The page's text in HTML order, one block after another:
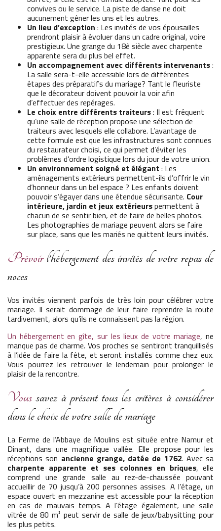
convives ou le service. La piste de danse ne doit
aucunement gêner les uns et les autres.
Un lieu d’exception : Les invités de vos épousailles
prendront plaisir à évoluer dans un cadre original, voire
prestigieux. Une grange du 18è siècle avec charpente
apparente sera du plus bel effet.
Un accompagnement avec différents intervenants:
La salle sera-t-elle accessible lors de différentes
étapes des préparatifs du mariage? Tant le fleuriste
que le décorateur doivent pouvoir la voir afin
d’effectuer des repérages.
Le choix entre différents traiteurs: Il est fréquent
qu’une salle de réception propose une sélection de
traiteurs avec lesquels elle collabore. L’avantage de
cette formule est que les infrastructures sont connues
du restaurateur choisi, ce qui permet d’éviter les
problèmes d’ordre logistique lors du jour de votre union.
Un environnement soigné et élégant : Les
aménagements extérieurs permettent-ils d’offrir le vin
d’honneur dans un bel espace ? Les enfants doivent
pouvoir s’égayer dans une étendue sécurisante. Cour
intérieure, jardin et jeux extérieurspermettent à
chacun de se sentir bien, et de faire de belles photos.
Les photographies de mariage peuvent alors se faire
sur place, sans que les mariés ne quittent leurs invités.
Prévoirl’hébergement des invités de votre repas de
noces
Vos invités viennent parfois de très loin pour célébrer votre
mariage. Il serait dommage de leur faire reprendre la route
tardivement, alors qu’ils ne connaissent pas la région.
Un hébergement en gîte, sur les lieux de votre mariage, ne
manque pas de charme. Vos proches se sentiront tranquillisés
à l’idée de faire la fête, et seront installés comme chez eux.
Vous pourrez les retrouver le lendemain pour prolonger le
plaisir de la rencontre.
Voussavez à présent tous les critères à considérer
dans le choix de votre salle de mariage
La Ferme de l’Abbaye de Moulins est située entre Namur et
Dinant, dans une magnifique vallée. Elle propose pour les
réceptions son ancienne grange, datée de 1762. Avec sa
charpente apparente et ses colonnes en briques, elle
comprend une grande salle au rez-de-chaussée pouvant
accueillir de 70 jusqu’à 200 personnes assises. A l’étage, un
espace ouvert en mezzanine est accessible pour la réception
en cas de mauvais temps. A l’étage également, une salle
vitrée de 80 m² peut servir de salle de jeux/babysitting pour
les plus petits.